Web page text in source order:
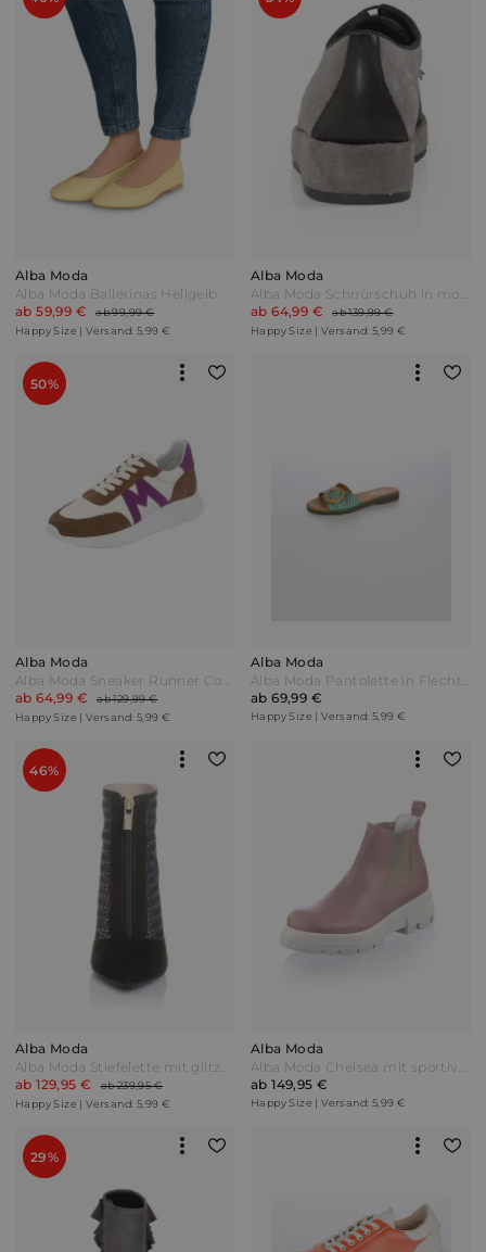
Alba Moda
Alba Moda Ballerinas Hellgelb
ab 59,99 €
ab 99,99 €
Happy Size | Versand: 5,99 €
Alba Moda
Alba Moda Schnürschuh in modische Materialkombination Grau/Schwarz
ab 64,99 €
ab 139,99 €
Happy Size | Versand: 5,99 €
50%
Alba Moda
Alba Moda Sneaker Runner Cognac/Beige/Lila Braun
ab 64,99 €
ab 129,99 €
Happy Size | Versand: 5,99 €
Alba Moda
Alba Moda Pantolette in Flecht-Optik Grün/Metallic
ab 69,99 €
Happy Size | Versand: 5,99 €
46%
Alba Moda
Alba Moda Stiefelette mit glitzerndem Highlight Schwarz/Bronzefarben
ab 129,95 €
ab 239,95 €
Happy Size | Versand: 5,99 €
Alba Moda
Alba Moda Chelsea mit sportiver Sohle Altrosa Pink
ab 149,95 €
Happy Size | Versand: 5,99 €
29%